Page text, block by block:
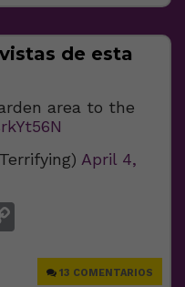
de esta
area to the
April 4,
13 COMENTARIOS